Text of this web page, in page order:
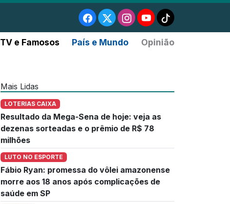
TV e Famosos País e Mundo Opinião
Mais Lidas
LOTERIAS CAIXA
Resultado da Mega-Sena de hoje: veja as
dezenas sorteadas e o prêmio de R$ 78
milhões
LUTO NO ESPORTE
Fábio Ryan: promessa do vôlei amazonense
morre aos 18 anos após complicações de
saúde em SP